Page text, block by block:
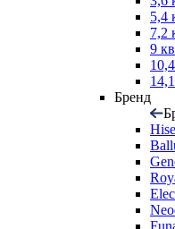
5,4
7,2
9
Бренд